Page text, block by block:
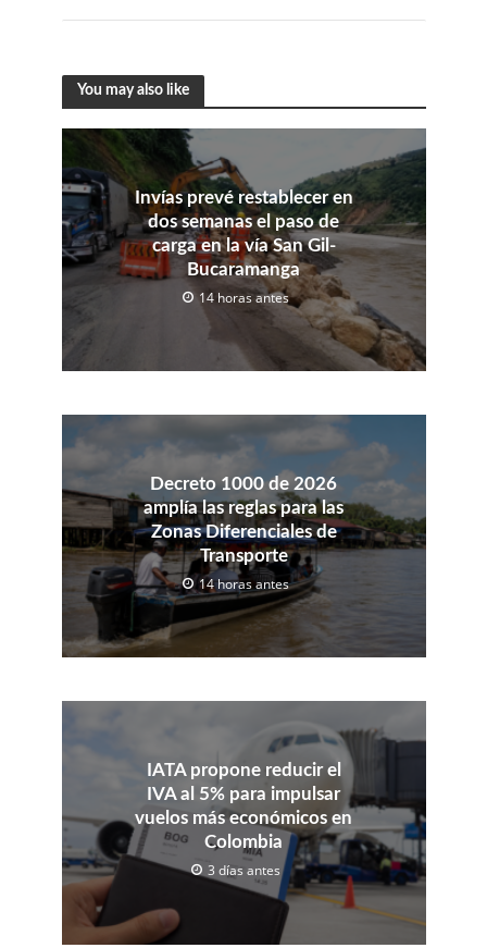
You may also like
Invías prevé restablecer en
dos semanas el paso de
carga en la vía San Gil-
Bucaramanga
14 horas antes
Decreto 1000 de 2026
amplía las reglas para las
Zonas Diferenciales de
Transporte
14 horas antes
IATA propone reducir el
IVA al 5% para impulsar
vuelos más económicos en
Colombia
3 días antes